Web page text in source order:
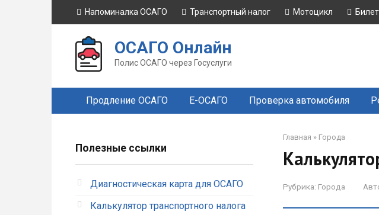
Напоминалка ОСАГО Транспортный налог Мотоцикл
ОСАГО Онлайн
Полис ОСАГО через Госуслуги
Продление ОСАГО Е-ОСАГО Проверка автомобиля
Главная » Города
Рубрика: Города
Полезные ссылки
Диагностическая карта для ОСАГО
Калькулятор транспортного налога